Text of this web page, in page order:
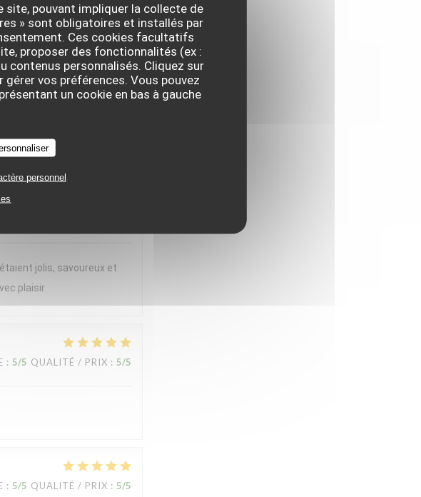
pouvant impliquer la collecte de
» sont obligatoires et installés par
Ces cookies facultatifs
proposer des fonctionnalités (ex :
contenus personnalisés. Cliquez sur
gérer vos préférences. Vous pouvez
un cookie en bas à gauche
personnel
a été chaleureux et
sommellerie étaient
justes, originales et en
saison. Chaque assiette
le repas avec
et généreuse,
jolis, savoureux et
plaisir
: 5/5 QUALITÉ / PRIX : 5/5
: 5/5 QUALITÉ / PRIX : 5/5